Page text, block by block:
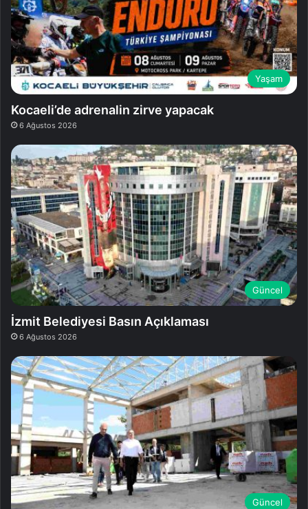
Yaşam
Kocaeli’de adrenalin zirve yapacak
6 Ağustos 2026
Güncel
İzmit Belediyesi Basın Açıklaması
6 Ağustos 2026
Güncel